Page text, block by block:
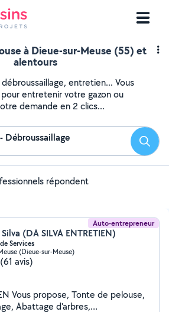
à Dieue-sur-Meuse (55) et
alentours
entretien... Vous
entretenir votre gazon ou
demande en 2 clics...
Débroussaillage
répondent
Auto-entrepreneur
(DA SILVA ENTRETIEN)
Services
(Dieue-sur-Meuse)
(61 avis)